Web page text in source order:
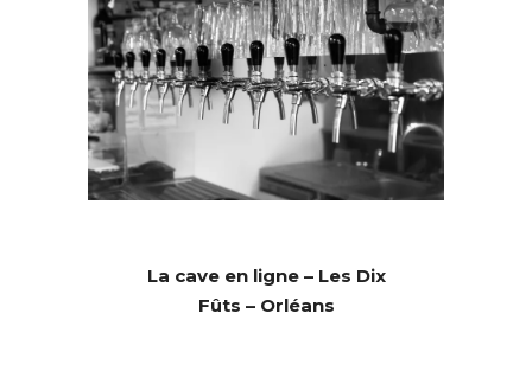
La cave en ligne – Les Dix
Fûts – Orléans